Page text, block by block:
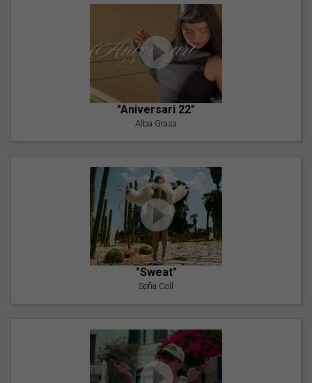
"Aniversari 22"
Alba Grasa
"Sweat"
Sofia Coll